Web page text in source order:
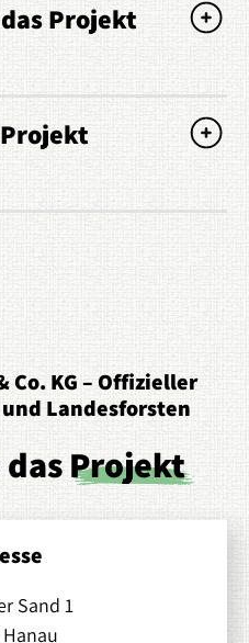
Projekt
Co. KG – Offizieller
Landesforsten
Projekt
Sand 1